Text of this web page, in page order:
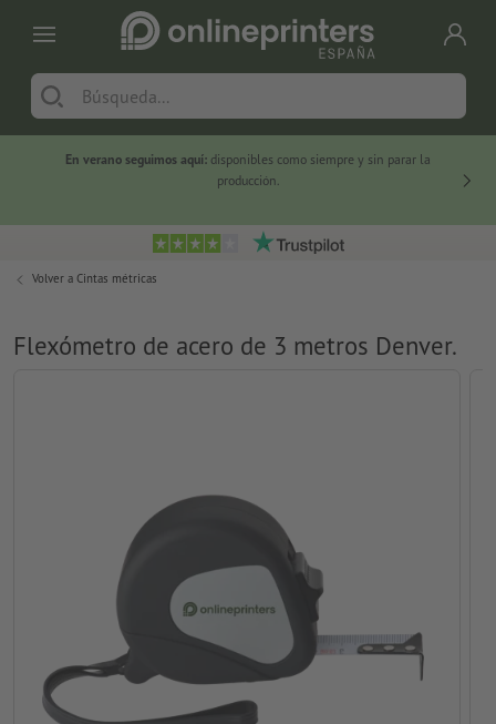
En verano seguimos aquí: disponibles como siempre y sin parar la
producción.
Volver a Cintas métricas
Flexómetro de acero de 3 metros Denver.